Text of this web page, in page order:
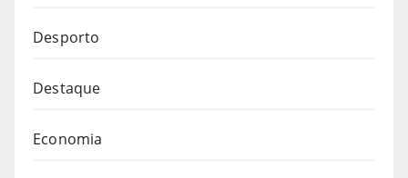
Desporto
Destaque
Economia